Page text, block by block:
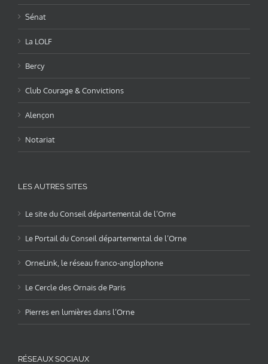
Sénat
La LOLF
Bercy
Club Courage & Convictions
Alençon
Notariat
LES AUTRES SITES
Le site du Conseil départemental de l’Orne
Le Portail du Conseil départemental de l’Orne
OrneLink, le réseau franco-anglophone
Le Cercle des Ornais de Paris
Pierres en lumières dans l’Orne
RÉSEAUX SOCIAUX